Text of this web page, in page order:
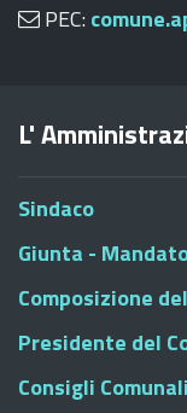
PEC:
L'
Sindaco
Giunta -
Composizione
Presidente del
Consigli